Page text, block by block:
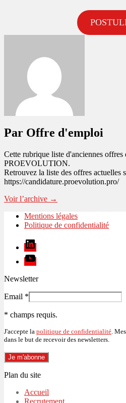
Par Offre d'emploi
Cette rubrique liste d'anciennes offres
PROEVOLUTION.
Retrouvez la liste des offres actuelles
https://candidature.proevolution.pro/
Voir l’archive →
Mentions légales
Politique de confidentialité
Linkedin
Youtube
Newsletter
Email *
* champs requis.
J'accepte la politique de confidentialité.
dans le but de recevoir des newsletters.
Plan du site
Accueil
Recrutement